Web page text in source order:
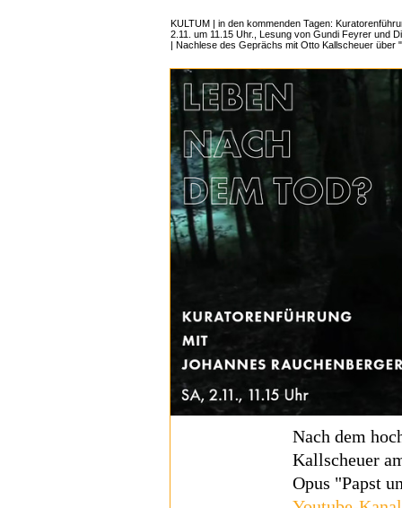
KULTUM | in den kommenden Tagen:
2.11. um 11.15 Uhr., Lesung von Gundi Feyrer und
| Nachlese des Geprächs mit Otto Kallscheuer über
Nach dem
Kallscheuer
Opus "Papst